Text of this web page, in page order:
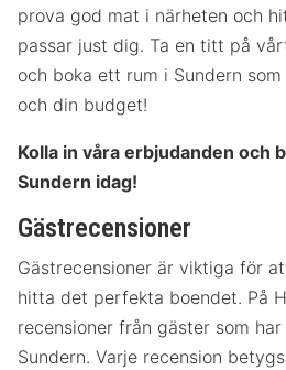
prova god mat i närheten och
passar just dig. Ta en titt på
och boka ett rum i Sundern
och din budget!
Kolla in våra erbjudanden och
Sundern idag!
Gästrecensioner
Gästrecensioner är viktiga för
hitta det perfekta boendet. På
recensioner från gäster som
Sundern. Varje recension